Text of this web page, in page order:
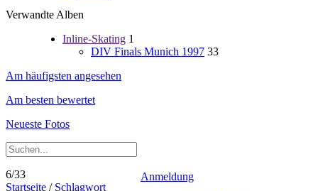
Verwandte Alben
Inline-Skating 1
DIV Finals Munich 1997 33
Am häufigsten angesehen
Am besten bewertet
Neueste Fotos
Anmeldung
6/33
Startseite / Schlagwort